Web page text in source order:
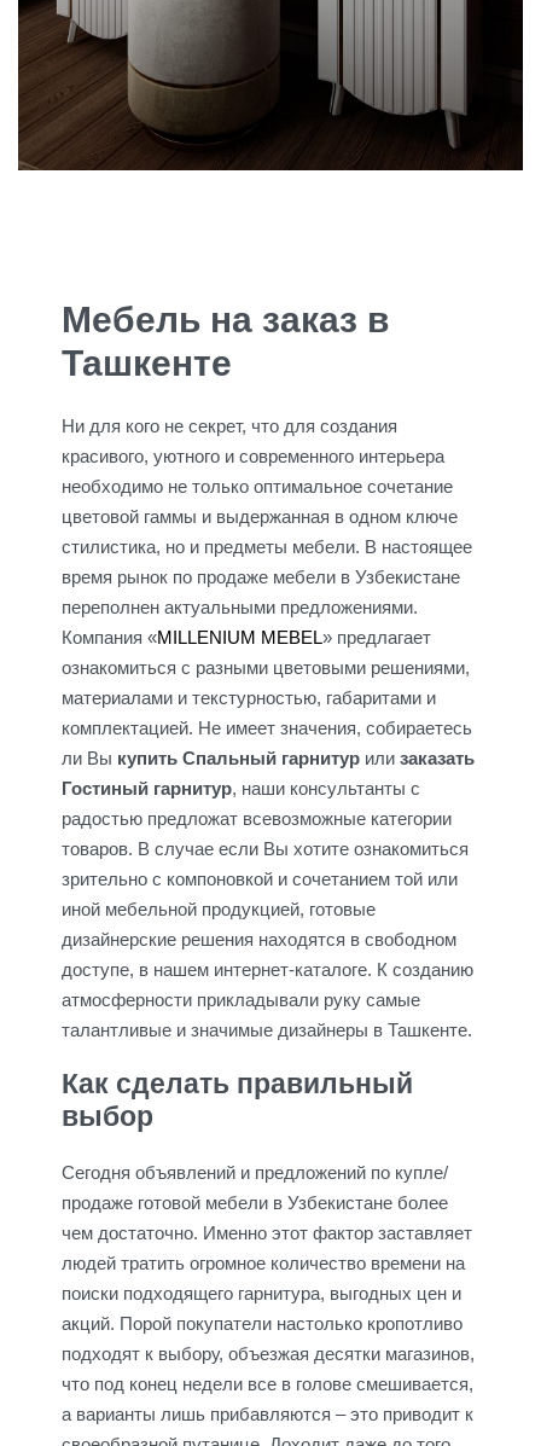
Мебель на заказ в
Ташкенте
Ни для кого не секрет, что для создания
красивого, уютного и современного интерьера
необходимо не только оптимальное сочетание
цветовой гаммы и выдержанная в одном ключе
стилистика, но и предметы мебели. В настоящее
время рынок по продаже мебели в Узбекистане
переполнен актуальными предложениями.
Компания «MILLENIUM MEBEL» предлагает
ознакомиться с разными цветовыми решениями,
материалами и текстурностью, габаритами и
комплектацией. Не имеет значения, собираетесь
ли Вы купить Спальный гарнитур или заказать
Гостиный гарнитур, наши консультанты с
радостью предложат всевозможные категории
товаров. В случае если Вы хотите ознакомиться
зрительно с компоновкой и сочетанием той или
иной мебельной продукцией, готовые
дизайнерские решения находятся в свободном
доступе, в нашем интернет-каталоге. К созданию
атмосферности прикладывали руку самые
талантливые и значимые дизайнеры в Ташкенте.
Как сделать правильный
выбор
Сегодня объявлений и предложений по купле/
продаже готовой мебели в Узбекистане более
чем достаточно. Именно этот фактор заставляет
людей тратить огромное количество времени на
поиски подходящего гарнитура, выгодных цен и
акций. Порой покупатели настолько кропотливо
подходят к выбору, объезжая десятки магазинов,
что под конец недели все в голове смешивается,
а варианты лишь прибавляются – это приводит к